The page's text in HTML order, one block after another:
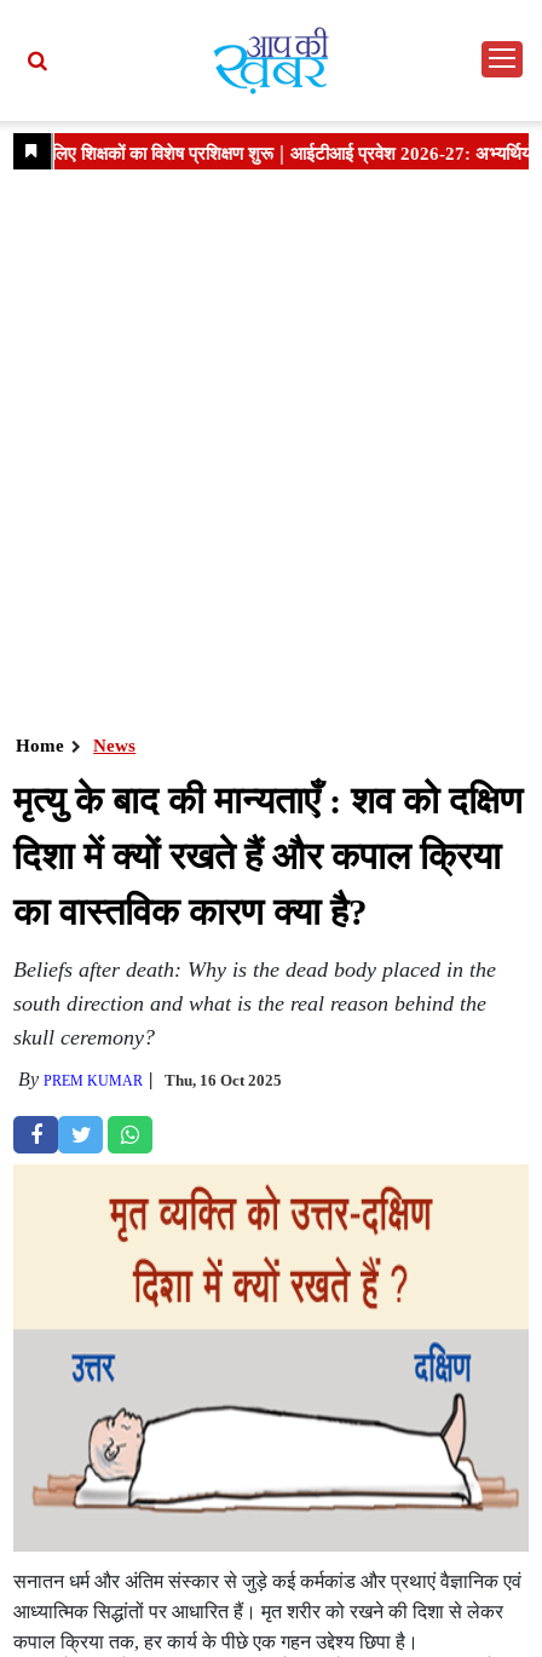
Home News
मृत्यु के बाद की मान्यताएँ : शव को दक्षिण
दिशा में क्यों रखते हैं और कपाल क्रिया
का वास्तविक कारण क्या है?
Beliefs after death: Why is the dead body placed in the
south direction and what is the real reason behind the
skull ceremony?
ByPREM KUMAR Thu, 16 Oct 2025
सनातन धर्म और अंतिम संस्कार से जुड़े कई कर्मकांड और प्रथाएं वैज्ञानिक एवं
आध्यात्मिक सिद्धांतों पर आधारित हैं। मृत शरीर को रखने की दिशा से लेकर
कपाल क्रिया तक, हर कार्य के पीछे एक गहन उद्देश्य छिपा है।